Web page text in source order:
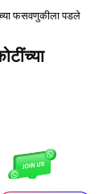
फसवणुकीला पडले